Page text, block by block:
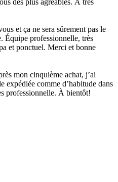
des plus agréables. À très
et ça ne sera sûrement pas le
Équipe professionnelle, très
et ponctuel. Merci et bonne
mon cinquième achat, j’ai
expédiée comme d’habitude dans
professionnelle. À bientôt!